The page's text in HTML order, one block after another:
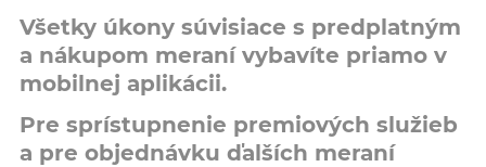
Všetky úkony súvisiace s predplatným
a nákupom meraní vybavíte priamo v
mobilnej aplikácii.
Pre sprístupnenie premiových služieb
a pre objednávku ďalších meraní